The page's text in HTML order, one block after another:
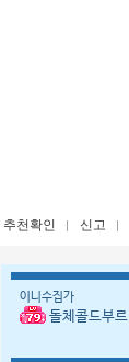
추천확인 신고
이니수집가
돌체콜드부르